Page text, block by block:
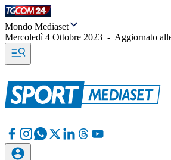
Mondo Mediaset
Mercoledì 4 Ottobre 2023 - Aggiornato